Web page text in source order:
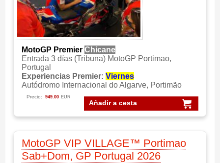
MotoGP Premier Chicane
Entrada 3 días (Tribuna) MotoGP Portimao,
Portugal
Experiencias Premier: Viernes
Autódromo Internacional do Algarve, Portimão
Añadir a cesta
Precio: 949.00 EUR
MotoGP VIP VILLAGE™ Portimao
Sab+Dom, GP Portugal 2026